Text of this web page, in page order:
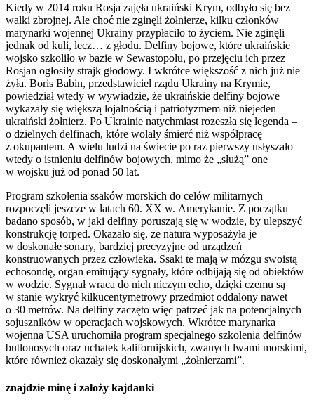
Kiedy w 2014 roku Rosja zajęła ukraiński Krym, odbyło się bez
walki zbrojnej. Ale choć nie zginęli żołnierze, kilku członków
marynarki wojennej Ukrainy przypłaciło to życiem. Nie zginęli
jednak od kuli, lecz… z głodu. Delfiny bojowe, które ukraińskie
wojsko szkoliło w bazie w Sewastopolu, po przejęciu ich przez
Rosjan ogłosiły strajk głodowy. I wkrótce większość z nich już nie
żyła. Boris Babin, przedstawiciel rządu Ukrainy na Krymie,
powiedział wtedy w wywiadzie, że ukraińskie delfiny bojowe
wykazały się większą lojalnością i patriotyzmem niż niejeden
ukraiński żołnierz. Po Ukrainie natychmiast rozeszła się legenda –
o dzielnych delfinach, które wolały śmierć niż współpracę
z okupantem. A wielu ludzi na świecie po raz pierwszy usłyszało
wtedy o istnieniu delfinów bojowych, mimo że „służą” one
w wojsku już od ponad 50 lat.
Program szkolenia ssaków morskich do celów militarnych
rozpoczęli jeszcze w latach 60. XX w. Amerykanie. Z początku
badano sposób, w jaki delfiny poruszają się w wodzie, by ulepszyć
konstrukcję torped. Okazało się, że natura wyposażyła je
w doskonałe sonary, bardziej precyzyjne od urządzeń
konstruowanych przez człowieka. Ssaki te mają w mózgu swoistą
echosondę, organ emitujący sygnały, które odbijają się od obiektów
w wodzie. Sygnał wraca do nich niczym echo, dzięki czemu są
w stanie wykryć kilkucentymetrowy przedmiot oddalony nawet
o 30 metrów. Na delfiny zaczęto więc patrzeć jak na potencjalnych
sojuszników w operacjach wojskowych. Wkrótce marynarka
wojenna USA uruchomiła program specjalnego szkolenia delfinów
butlonosych oraz uchatek kalifornijskich, zwanych lwami morskimi,
które również okazały się doskonałymi „żołnierzami”.
znajdzie minę i założy kajdanki